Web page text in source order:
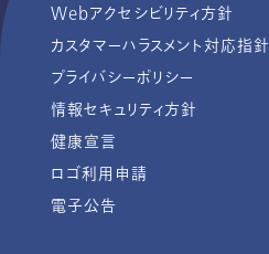
Webアクセシビリティ方針
カスタマーハラスメント対応指針
プライバシーポリシー
情報セキュリティ方針
健康宣言
ロゴ利用申請
電子公告